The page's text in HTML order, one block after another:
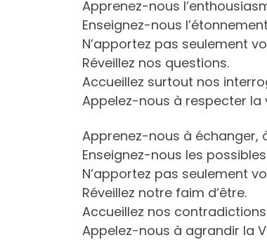
Apprenez-nous
Enseignez-nous
N’apportez pas seulement
Réveillez nos questions.
Accueillez surtout nos
Appelez-nous à respecter la
Apprenez-nous à échanger,
Enseignez-nous les
N’apportez pas seulement
Réveillez notre faim d’être.
Accueillez nos
Appelez-nous à agrandir la